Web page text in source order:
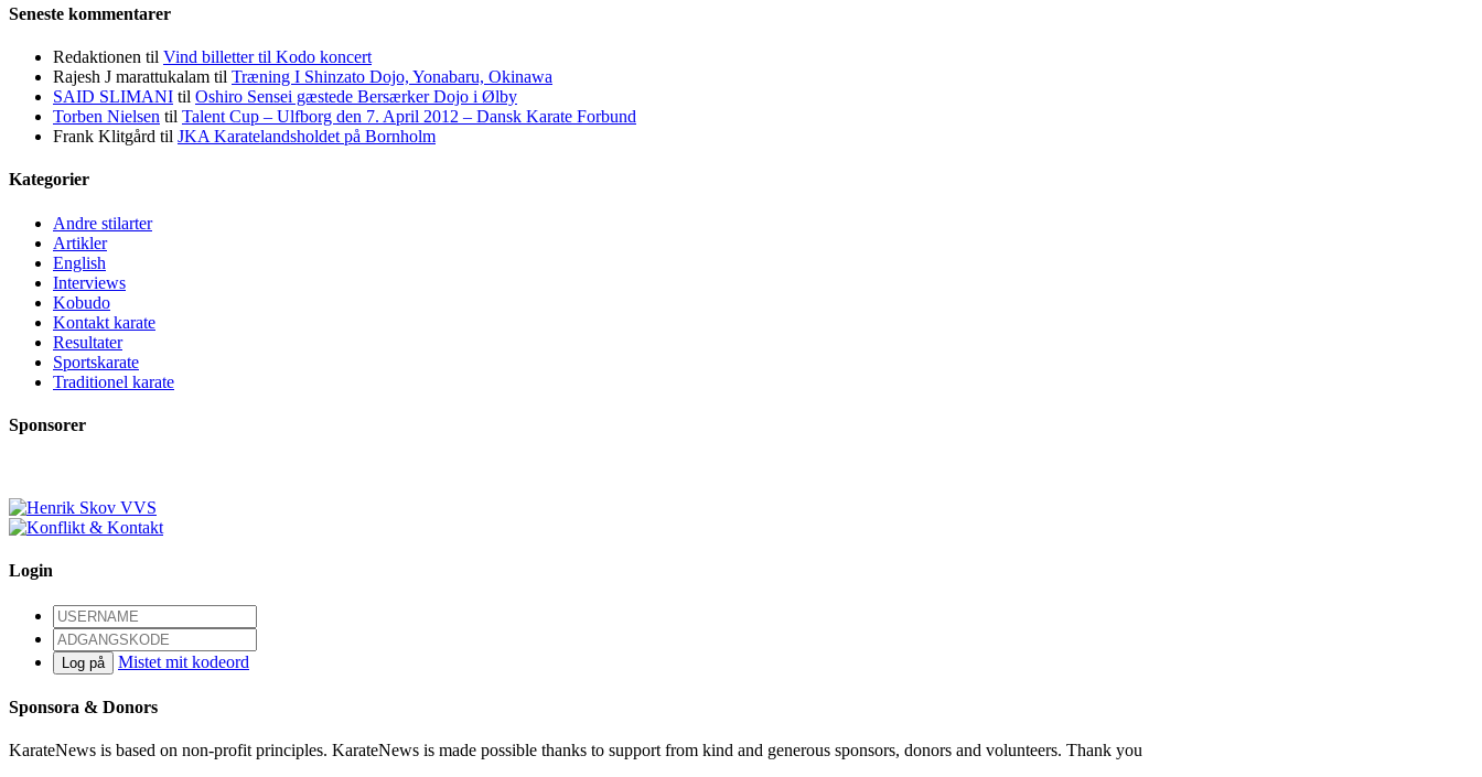
Seneste kommentarer
Redaktionen til Vind billetter til Kodo koncert
Rajesh J marattukalam til Træning I Shinzato Dojo, Yonabaru, Okinawa
SAID SLIMANI til Oshiro Sensei gæstede Bersærker Dojo i Ølby
Torben Nielsen til Talent Cup – Ulfborg den 7. April 2012 – Dansk Karate Forbund
Frank Klitgård til JKA Karatelandsholdet på Bornholm
Kategorier
Andre stilarter
Artikler
English
Interviews
Kobudo
Kontakt karate
Resultater
Sportskarate
Traditionel karate
Sponsorer
Login
Log på Mistet mit kodeord
Sponsora & Donors
KarateNews is based on non-profit principles. KarateNews is made possible thanks to support from kind and generous sponsors, donors and volunteers. Thank you